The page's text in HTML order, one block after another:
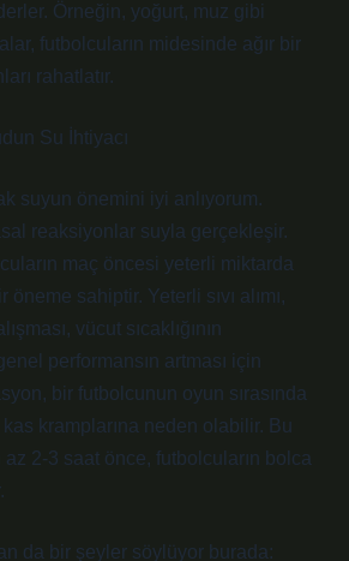
Örneğin, yoğurt, muz gibi
futbolcuların midesinde ağır bir
rahatlatır.
Su İhtiyacı
suyun önemini iyi anlıyorum.
reaksiyonlar suyla gerçekleşir.
maç öncesi yeterli miktarda
sahiptir. Yeterli sıvı alımı,
vücut sıcaklığının
performansın artması için
bir futbolcunun oyun sırasında
kramplarına neden olabilir. Bu
2-3 saat önce, futbolcuların bolca
da bir şeyler söylüyor burada: